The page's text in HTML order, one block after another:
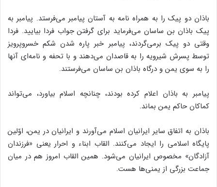
باذان دو پیک را به همراه نامه به آستان پیامبر می‌فرستد. پیامبر به
پیک باذان بن ساسان می‌فرماید برای گرفتن جواب فردا بیایید. فردا
وقتی دو پیک برمی‌گردند، پیامبر خبر پاره شدن شکم خسروپرویز
توسط پسرش شیرویه را به قاصدان می‌دهند و با تحفه و نامه‌ای آنها
را به سوی یمن و درگاه باذان بن ساسان می‌فرستند.
پیامبر به باذان اعلام کرده بودند، چنانچه اسلام بیاورد، می‌تواند
کماکان حاکم یمن بماند.
باذان به اتفاق سایر ایرانیان اسلام می‌آورند و ایرانیان در یمن، اوّلین
پایگاه اسلامی را ایجاد می‌کنند. القاب ابناء و احرار یعنی «فرزندان
آزادگان» مخصوص ایرانیان می‌شود. همین القاب امروز هم در میان
جماعت بزرگی از یمنی‌ها هست.